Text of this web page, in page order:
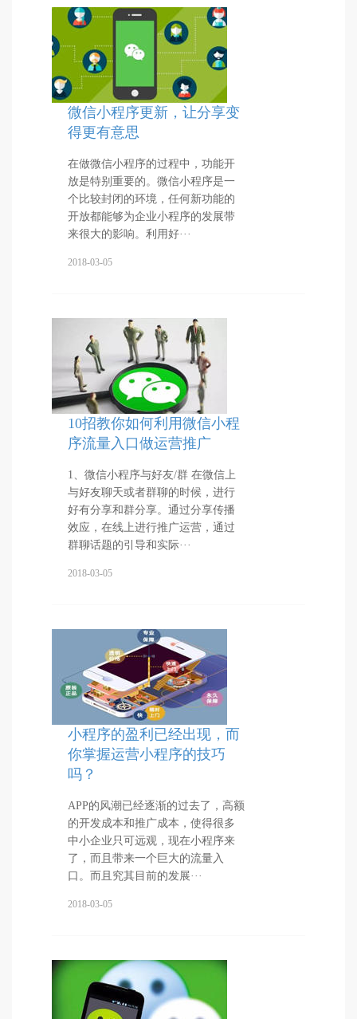
微信小程序更新，让分享变
得更有意思
在做微信小程序的过程中，功能开
放是特别重要的。微信小程序是一
个比较封闭的环境，任何新功能的
开放都能够为企业小程序的发展带
来很大的影响。利用好···
2018-03-05
10招教你如何利用微信小程
序流量入口做运营推广
1、微信小程序与好友/群 在微信上
与好友聊天或者群聊的时候，进行
好有分享和群分享。通过分享传播
效应，在线上进行推广运营，通过
群聊话题的引导和实际···
2018-03-05
小程序的盈利已经出现，而
你掌握运营小程序的技巧
吗？
APP的风潮已经逐渐的过去了，高额
的开发成本和推广成本，使得很多
中小企业只可远观，现在小程序来
了，而且带来一个巨大的流量入
口。而且究其目前的发展···
2018-03-05